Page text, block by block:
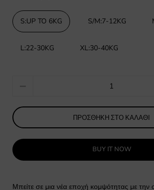
S:UP TO 6KG S/M:7-12KG
L:22-30KG XL:30-40KG
ΠΡΟΣΘΉΚΗ ΣΤΟ ΚΑΛΆΘΙ
BUY IT NOW
Μπείτε σε μια νέα εποχή κομψότητας με την